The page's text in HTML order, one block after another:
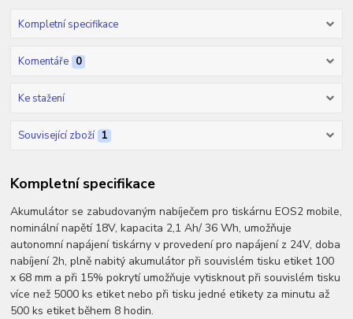
Kompletní specifikace
Komentáře 0
Ke stažení
Související zboží 1
Kompletní specifikace
Akumulátor se zabudovaným nabíječem pro tiskárnu EOS2 mobile,
nominální napětí 18V, kapacita 2,1 Ah/ 36 Wh, umožňuje
autonomní napájení tiskárny v provedení pro napájení z 24V, doba
nabíjení 2h, plně nabitý akumulátor při souvislém tisku etiket 100
x 68 mm a při 15% pokrytí umožňuje vytisknout při souvislém tisku
více než 5000 ks etiket nebo při tisku jedné etikety za minutu až
500 ks etiket během 8 hodin.